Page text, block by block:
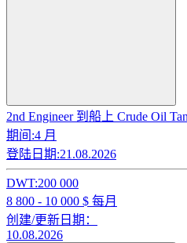
2nd Engineer 到船上 Crude Oil
期间:4 月
登陆日期:21.08.2026
DWT:200 000
8 800 - 10 000 $ 每月
创建/更新日期：
10.08.2026